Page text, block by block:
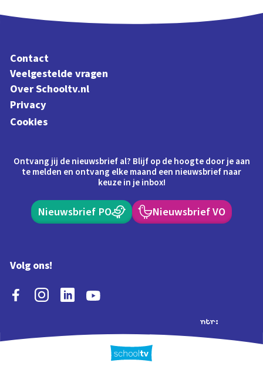
Contact
Veelgestelde vragen
Over Schooltv.nl
Privacy
Cookies
Ontvang jij de nieuwsbrief al? Blijf op de hoogte door je aan
te melden en ontvang elke maand een nieuwsbrief naar
keuze in je inbox!
Nieuwsbrief PO Nieuwsbrief VO
Volg ons!